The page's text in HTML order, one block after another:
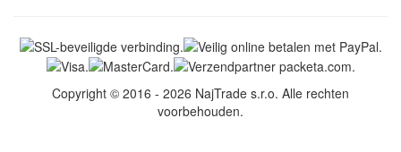
Copyright © 2016 - 2026 NajTrade s.r.o. Alle rechten
voorbehouden.